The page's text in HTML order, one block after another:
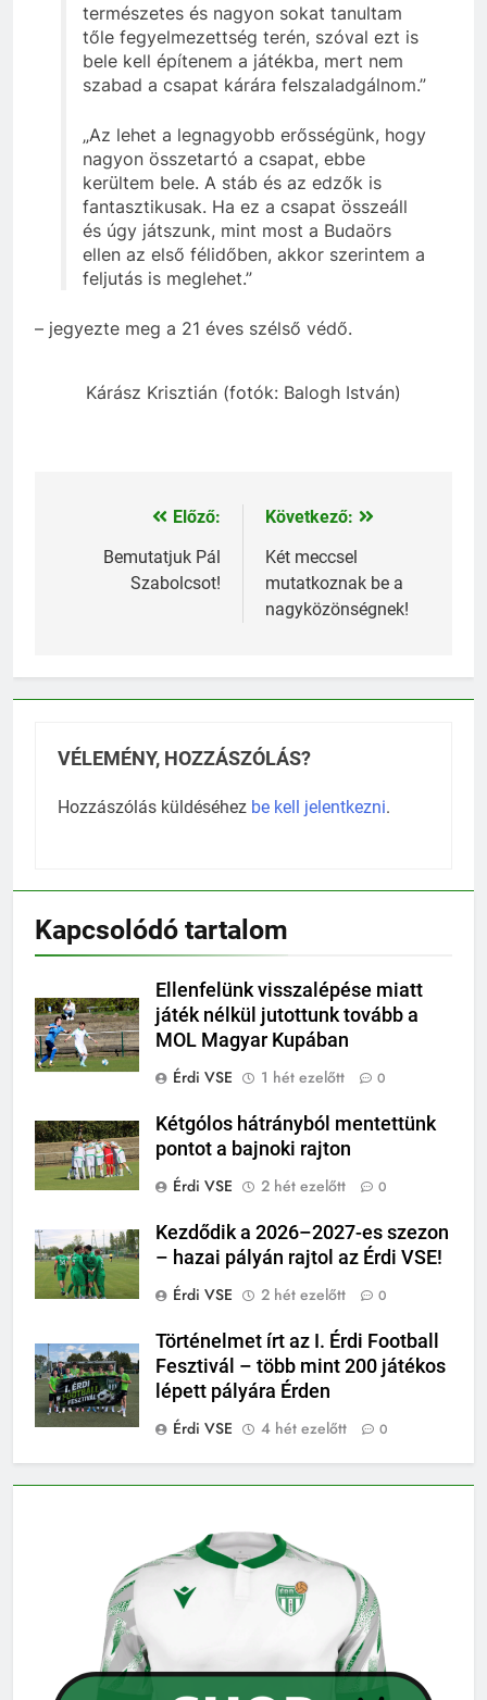
természetes és nagyon sokat tanultam
tőle fegyelmezettség terén, szóval ezt is
bele kell építenem a játékba, mert nem
szabad a csapat kárára felszaladgálnom.”
„Az lehet a legnagyobb erősségünk, hogy
nagyon összetartó a csapat, ebbe
kerültem bele. A stáb és az edzők is
fantasztikusak. Ha ez a csapat összeáll
és úgy játszunk, mint most a Budaörs
ellen az első félidőben, akkor szerintem a
feljutás is meglehet.”
– jegyezte meg a 21 éves szélső védő.
Kárász Krisztián (fotók: Balogh István)
Bejegyzés
navigáció
Előző:
Bemutatjuk Pál
Szabolcsot!
Következő:
Két meccsel
mutatkoznak be a
nagyközönségnek!
VÉLEMÉNY, HOZZÁSZÓLÁS?
Hozzászólás küldéséhez be kell jelentkezni.
Kapcsolódó tartalom
Ellenfelünk visszalépése miatt
játék nélkül jutottunk tovább a
MOL Magyar Kupában
Érdi VSE
1 hét ezelőtt 0
Kétgólos hátrányból mentettünk
pontot a bajnoki rajton
Érdi VSE
2 hét ezelőtt 0
Kezdődik a 2026–2027-es szezon
– hazai pályán rajtol az Érdi VSE!
Érdi VSE
2 hét ezelőtt 0
Történelmet írt az I. Érdi Football
Fesztivál – több mint 200 játékos
lépett pályára Érden
Érdi VSE
4 hét ezelőtt 0